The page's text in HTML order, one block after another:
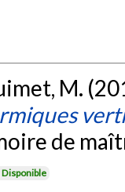
M.
de
Disponible